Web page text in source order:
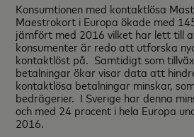
Konsumtionen med kontaktlösa
Maestrokort i Europa ökade med
jämfört med 2016 vilket har lett till
konsumenter är redo att utforska
kontaktlöst på. Samtidigt som
betalningar ökar visar data att
kontaktlösa betalningar minskar,
bedrägerier. I Sverige har denna
och med 24 procent i hela Europa
2016.